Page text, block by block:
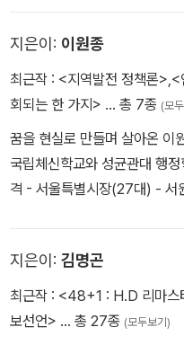
배 가수들과 함께 일렉트로 팝,
있다. 〈MBC 10대 가수상〉 〈KBS 가요대상 남자가수상〉 〈KBS 가요
대상 작사상〉 등을 수상했으
지은이: 이원종
최근작 : <지역발전 정책론>,<
회되는 한 가지> … 총 7종 (모
꿈을 현실로 만들며 살아온 이원종 (전)
국립체신학교와 성균관대 행정학과를 졸업
격 - 서울특별시장(27대) - 서
가형 리더십』 등이 있다. 이 책은 성공 리더를 꿈꾸는 젊은이에게는
한계를 두지 않는 꿈과 자유로운 열정을, 인생이모
년들에게는 다시 한 번 당당히 세상과 맞서나갈 용기를, 불어넣어 줄
지은이: 김명곤
최근작 : <48+1 : H.D 리마스
보선언> … 총 27종 (모두보기)